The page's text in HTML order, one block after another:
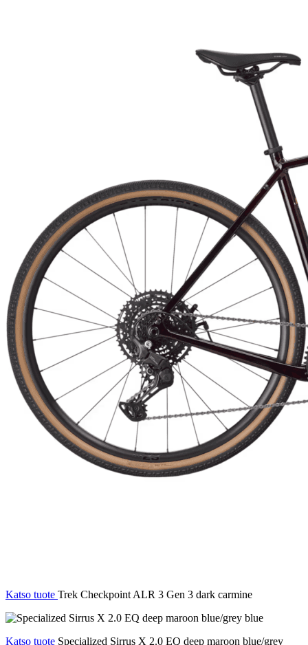
Katso tuote Trek Checkpoint ALR 3 Gen 3 dark carmine
Katso tuote Specialized Sirrus X 2.0 EQ deep maroon blue/grey